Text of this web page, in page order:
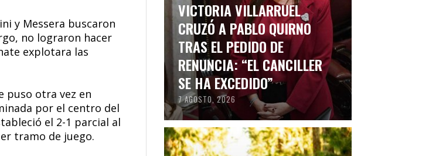
y Messera buscaron
no lograron hacer
explotara las
puso otra vez en
por el centro del
el 2-1 parcial al
tramo de juego.
VICTORIA VILLARRUEL
CRUZÓ A PABLO QUIRNO
TRAS EL PEDIDO DE
RENUNCIA: “EL CANCILLER
SE HA EXCEDIDO”
7 AGOSTO, 2026